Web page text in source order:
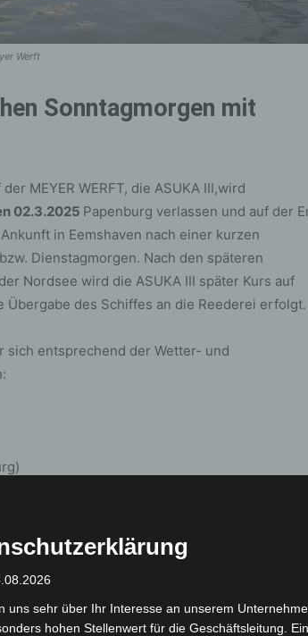
Werft
Sonntagmorgen mit
MEYER WERFT, die ASUKA III,wird
02.3.2025 Papenburg verlassen und auf der
in Eemshaven nach einer kurzen
Dienstagmorgen. Nach den späteren
Nordsee wird die ASUKA III später Kurs auf
Übergabe des Schiffes an die Reederei erfolgt.
sich entsprechend der Wetter- und
uns sehr über Ihr Interesse an unserem
hohen Stellenwert für die Geschäftsleitung.